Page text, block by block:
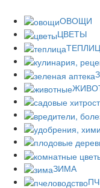
ОВОЩИ
ЦВЕТЫ
ЗИМА